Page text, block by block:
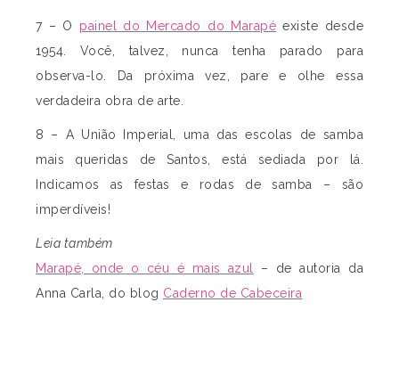
7 – O painel do Mercado do Marapé existe desde
1954. Você, talvez, nunca tenha parado para
observa-lo. Da próxima vez, pare e olhe essa
verdadeira obra de arte.
8 – A União Imperial, uma das escolas de samba
mais queridas de Santos, está sediada por lá.
Indicamos as festas e rodas de samba – são
imperdíveis!
Leia também
Marapé, onde o céu é mais azul
– de autoria da
Anna Carla, do blog Caderno de Cabeceira